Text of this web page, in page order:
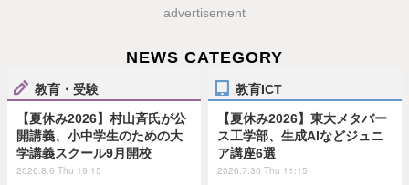
advertisement
NEWS CATEGORY
教育・受験
【夏休み2026】村山斉氏が公
開講義、小中学生のための大
学講義スクール9月開校
2026.8.6 Thu 19:15
教育ICT
【夏休み2026】東大メタバー
ス工学部、生成AIなどジュニ
ア講座6選
2026.7.30 Thu 11:15